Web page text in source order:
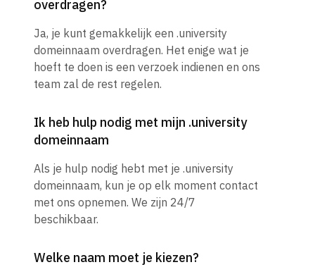
overdragen?
Ja, je kunt gemakkelijk een .university
domeinnaam overdragen. Het enige wat je
hoeft te doen is een verzoek indienen en ons
team zal de rest regelen.
Ik heb hulp nodig met mijn .university
domeinnaam
Als je hulp nodig hebt met je .university
domeinnaam, kun je op elk moment contact
met ons opnemen. We zijn 24/7
beschikbaar.
Welke naam moet je kiezen?